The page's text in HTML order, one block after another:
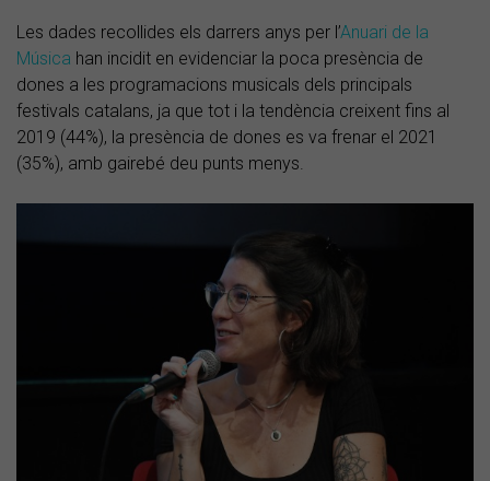
Les dades recollides els darrers anys per l’Anuari de la
Música han incidit en evidenciar la poca presència de
dones a les programacions musicals dels principals
festivals catalans, ja que tot i la tendència creixent fins al
2019 (44%), la presència de dones es va frenar el 2021
(35%), amb gairebé deu punts menys.